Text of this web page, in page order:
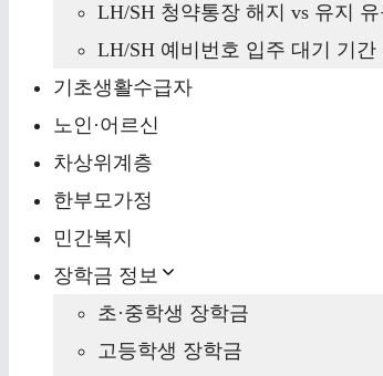
LH/SH 청약통장 해지 vs 유지 유
LH/SH 예비번호 입주 대기 기간
기초생활수급자
노인·어르신
차상위계층
한부모가정
민간복지
장학금 정보
초·중학생 장학금
고등학생 장학금